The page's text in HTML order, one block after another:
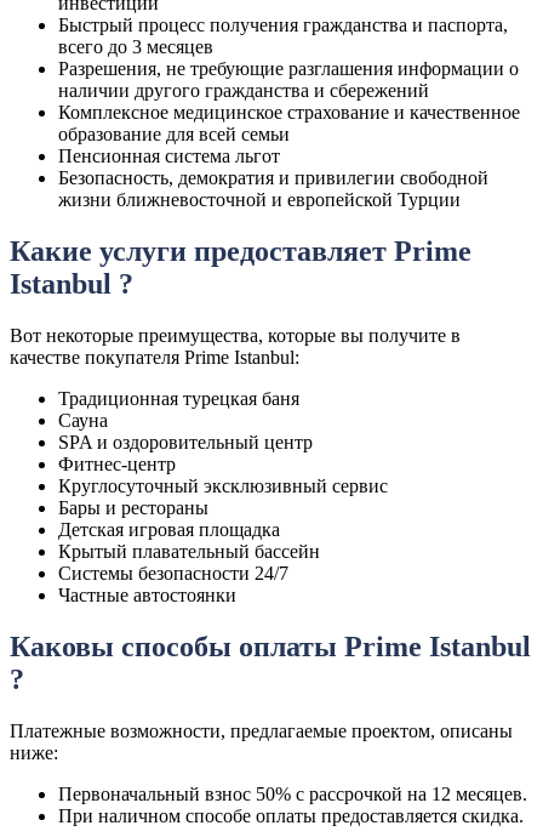
Быстрый процесс получения гражданства и паспорта,
всего до 3 месяцев
Разрешения, не требующие разглашения информации о
наличии другого гражданства и сбережений
Комплексное медицинское страхование и качественное
образование для всей семьи
Пенсионная система льгот
Безопасность, демократия и привилегии свободной
жизни ближневосточной и европейской Турции
Какие услуги предоставляет Prime
Istanbul ?
Вот некоторые преимущества, которые вы получите в
качестве покупателя Prime Istanbul:
Традиционная турецкая баня
Сауна
SPA и оздоровительный центр
Фитнес-центр
Круглосуточный эксклюзивный сервис
Бары и рестораны
Детская игровая площадка
Крытый плавательный бассейн
Системы безопасности 24/7
Частные автостоянки
Каковы способы оплаты Prime Istanbul
?
Платежные возможности, предлагаемые проектом, описаны
ниже:
Первоначальный взнос 50% с рассрочкой на 12 месяцев.
При наличном способе оплаты предоставляется скидка.